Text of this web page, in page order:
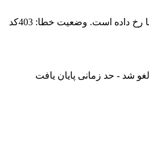
هنگام ایجاد تراکنش خطا رخ داده است. وضعیت خطا: 403کد
شد - حد زمانی پایان یافت